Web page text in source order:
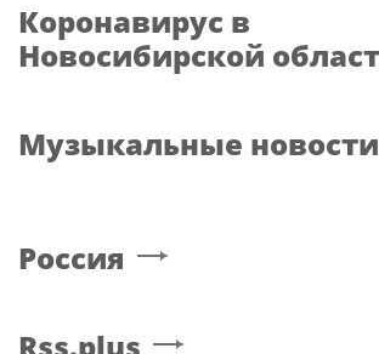
Коронавирус в
Новосибирской
Музыкальные новости
Россия